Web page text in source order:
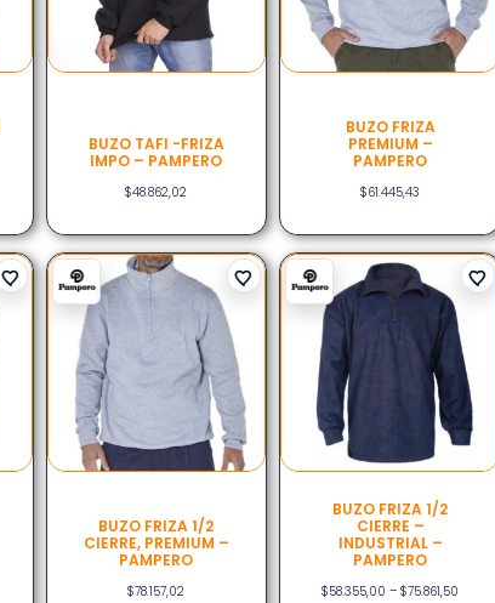
BUZO TAFI -FRIZA
IMPO – PAMPERO
$48.862,02
BUZO FRIZA
PREMIUM –
PAMPERO
$61.445,43
BUZO FRIZA 1/2
CIERRE, PREMIUM –
PAMPERO
$78.157,02
BUZO FRIZA 1/2
CIERRE –
INDUSTRIAL –
PAMPERO
$58.355,00 – $75.861,50